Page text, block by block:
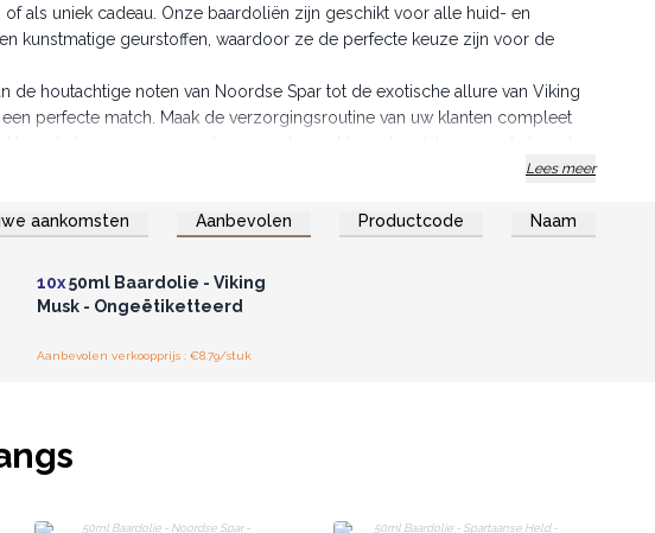
als uniek cadeau. Onze baardoliën zijn geschikt voor alle huid- en
kunstmatige geurstoffen, waardoor ze de perfecte keuze zijn voor de
de houtachtige noten van Noordse Spar tot de exotische allure van Viking
perfecte match. Maak de verzorgingsroutine van uw klanten compleet
hen de luxe van een goed verzorgde, zachte en heerlijk geurende baard.
onze pure en natuurlijke baardoliën, en geef uw klanten deLees meer
aankomsten Aanbevolen Productcode Naam
Log in of registreer u voor
groothandelsprijzen.
10x50ml Baardolie - Viking
Musk - Ongeëtiketteerd
Aanbevolen verkoopprijs : €8.79/stuk